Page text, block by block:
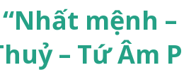
mệnh –
– Tứ Âm